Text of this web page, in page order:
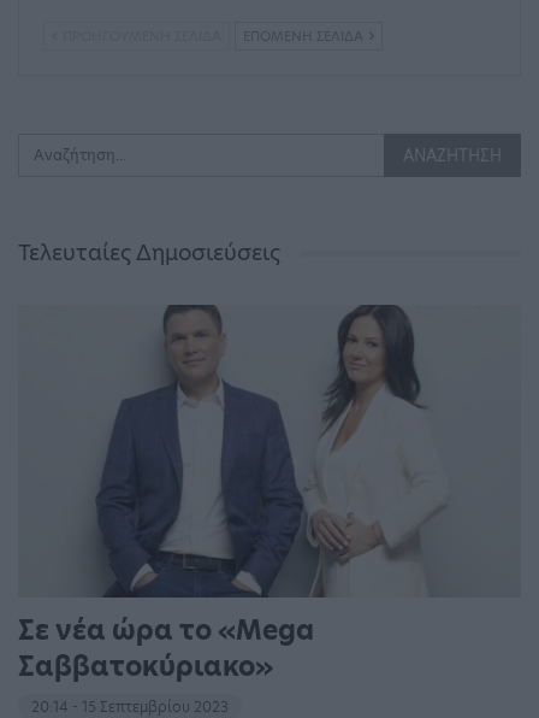
ΕΠΌΜΕΝΗ ΣΕΛΊΔΑ
Τελευταίες Δημοσιεύσεις
Σε νέα ώρα το «Mega
Σαββατοκύριακο»
20:14 - 15 Σεπτεμβρίου 2023